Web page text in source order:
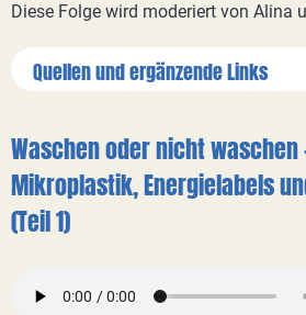
Diese Folge wird moderiert von Alina
Quellen und ergänzende Links
Waschen oder nicht waschen
Mikroplastik, Energielabels
(Teil 1)